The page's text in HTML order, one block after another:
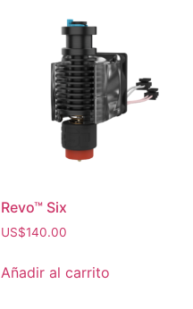
Revo™ Six
US$140.00
Añadir al carrito